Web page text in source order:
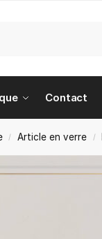
Contact
/ Article en verre /